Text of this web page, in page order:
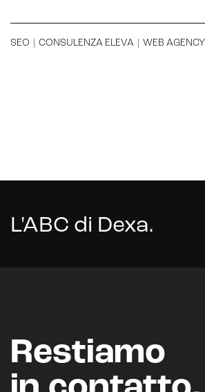
SEO CONSULENZA ELEVA WEB AGENCY
L'ABC di Dexa.
Restiamo